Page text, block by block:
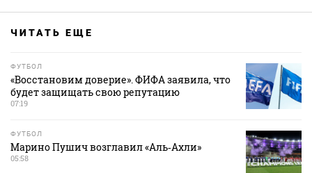
ЧИТАТЬ ЕЩЕ
ФУТБОЛ
«Восстановим доверие». ФИФА заявила, что
будет защищать свою репутацию
07:19
ФУТБОЛ
Марино Пушич возглавил «Аль‑Ахли»
05:58